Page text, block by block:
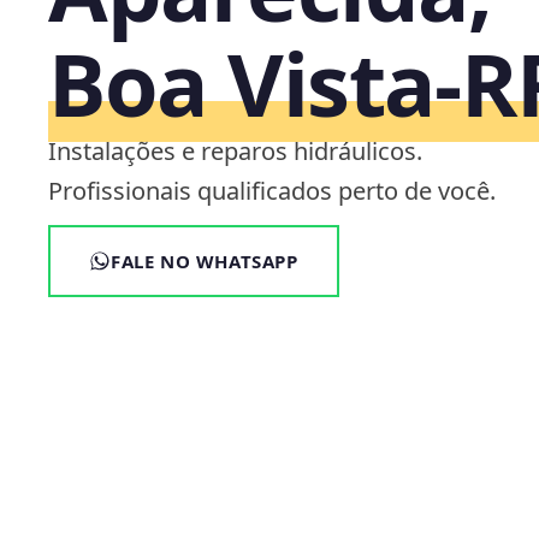
Boa
Instalações e reparos hidráulicos.
Profissionais qualificados perto de você.
FALE NO WHATSAPP